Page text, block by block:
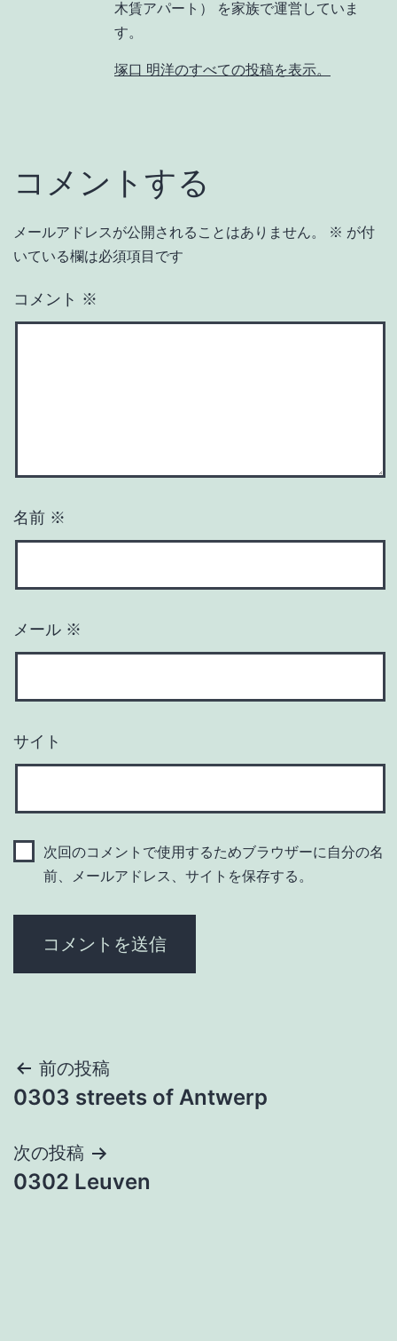
木賃アパート） を家族で運営していま
す。
塚口 明洋のすべての投稿を表示。
コメントする
メールアドレスが公開されることはありません。 ※ が付
いている欄は必須項目です
コメント ※
名前 ※
メール ※
サイト
次回のコメントで使用するためブラウザーに自分の名
前、メールアドレス、サイトを保存する。
投
稿
ナ
ビ
前の投稿
0303 streets of Antwerp
次の投稿
0302 Leuven